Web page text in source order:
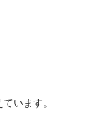
います。